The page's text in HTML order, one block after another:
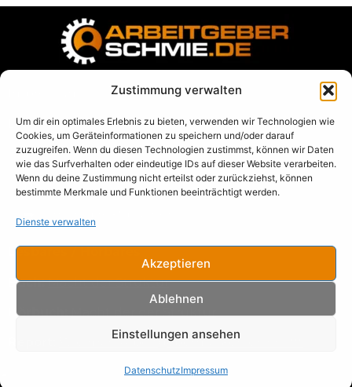
Zustimmung verwalten
Um dir ein optimales Erlebnis zu bieten, verwenden wir Technologien wie
Cookies, um Geräteinformationen zu speichern und/oder darauf
zuzugreifen. Wenn du diesen Technologien zustimmst, können wir Daten
wie das Surfverhalten oder eindeutige IDs auf dieser Website verarbeiten.
Wenn du deine Zustimmung nicht erteilst oder zurückziehst, können
bestimmte Merkmale und Funktionen beeinträchtigt werden.
Dienste verwalten
Akzeptieren
Ablehnen
Einstellungen ansehen
DatenschutzImpressum
Datenschutz
AGB
Blog
Lesbares / Hörbares
Buch: Macht der Struktur
Hörbuch: Macht der der Struktur
Wie man Arbeitgebermarken erschafft